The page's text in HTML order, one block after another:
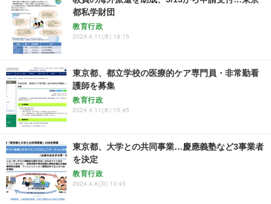
都私学財団
教育行政
2024.4.11(木) 18:15
東京都、都立学校の医療的ケア専門員・非常勤看
護師を募集
教育行政
2024.4.11(木) 15:45
東京都、大学との共同事業…慶應義塾など3事業者
を決定
教育行政
2024.4.8(月) 13:45